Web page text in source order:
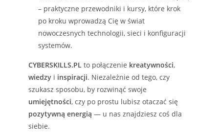
– praktyczne przewodniki i kursy, które krok
po kroku wprowadzą Cię w świat
nowoczesnych technologii, sieci i konfiguracji
systemów.
CYBERSKILLS.PL to połączenie kreatywności,
wiedzy i inspiracji. Niezależnie od tego, czy
szukasz sposobu, by rozwinąć swoje
umiejętności, czy po prostu lubisz otaczać się
pozytywną energią — u nas znajdziesz coś dla
siebie.